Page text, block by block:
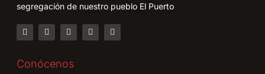
segregación de nuestro pueblo El Puerto
Conócenos